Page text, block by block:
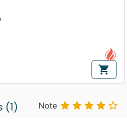
shopping_cart
(1) Note     